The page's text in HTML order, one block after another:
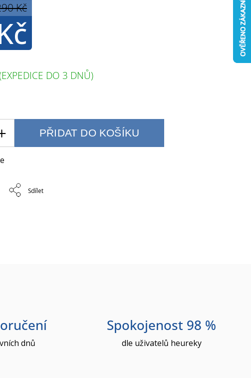
Kč
DO 3 DNŮ)
PŘIDAT DO KOŠÍKU
Sdílet
dnů
Spokojenost 98 %
dle uživatelů heureky